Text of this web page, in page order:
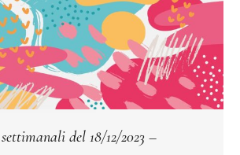
del 18/12/2023 –